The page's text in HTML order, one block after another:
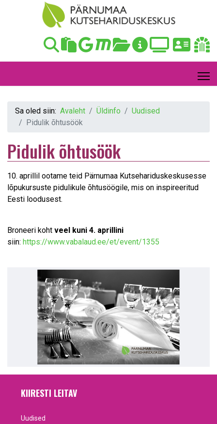
Sa oled siin: Avaleht Üldinfo
Uudised
Pidulik õhtusöök
Pidulik õhtusöök
10. aprillil ootame teid Pärnumaa Kutsehariduskeskusesse
lõpukursuste pidulikule õhtusöögile, mis on inspireeritud
Eesti loodusest.
Broneeri koht veel kuni 4. aprillini
siin: https://www.vabalaud.ee/et/event/1355
KIIRESTI LEITAV
Uudised